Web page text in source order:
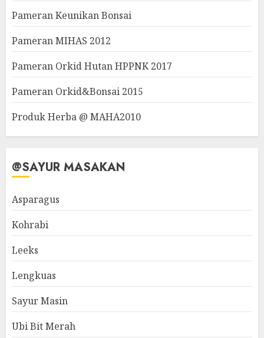
Pameran Keunikan Bonsai
Pameran MIHAS 2012
Pameran Orkid Hutan HPPNK 2017
Pameran Orkid&Bonsai 2015
Produk Herba @ MAHA2010
@SAYUR MASAKAN
Asparagus
Kohrabi
Leeks
Lengkuas
Sayur Masin
Ubi Bit Merah